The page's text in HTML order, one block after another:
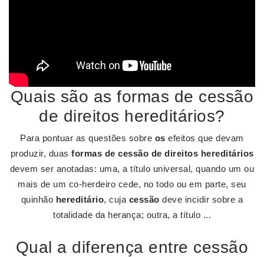
Quais são as formas de cessão
de direitos hereditários?
Para pontuar as questões sobre os efeitos que devam
produzir, duas formas de cessão de direitos hereditários
devem ser anotadas: uma, a título universal, quando um ou
mais de um co-herdeiro cede, no todo ou em parte, seu
quinhão hereditário, cuja cessão deve incidir sobre a
totalidade da herança; outra, a título ...
Qual a diferença entre cessão